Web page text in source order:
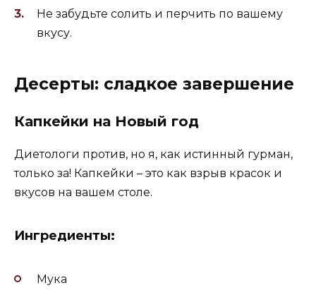
Не забудьте солить и перчить по вашему
вкусу.
Десерты: сладкое завершение
Капкейки на Новый год
Диетологи против, но я, как истинный гурман,
только за! Капкейки – это как взрыв красок и
вкусов на вашем столе.
Ингредиенты:
Мука